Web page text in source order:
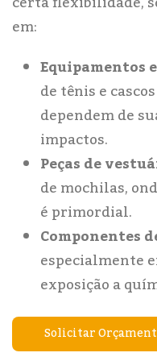
em:
Equipamentos
de tênis e
dependem de
impactos.
Peças de
de mochilas,
é primordial.
Componentes
especialmente
exposição a
Solicitar